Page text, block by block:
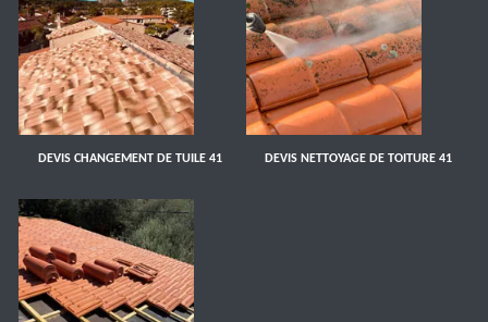
DEVIS CHANGEMENT DE TUILE 41 DEVIS NETTOYAGE DE TOITURE 41